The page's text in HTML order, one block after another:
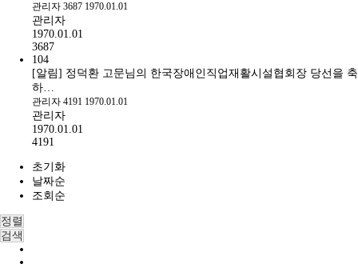
관리자 3687 1970.01.01
관리자
1970.01.01
3687
104
[알림] 정덕환 고문님의 한국장애인직업재활시설협회장 당선을 축
하…
관리자 4191 1970.01.01
관리자
1970.01.01
4191
초기화
날짜순
조회순
정렬
검색